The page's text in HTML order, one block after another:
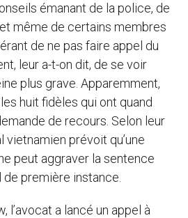
émanant de la police, de
même de certains membres
de ne pas faire appel du
leur a-t-on dit, de se voir
plus grave. Apparemment,
huit fidèles qui ont quand
de recours. Selon leur
vietnamien prévoit qu’une
peut aggraver la sentence
première instance.
l’avocat a lancé un appel à